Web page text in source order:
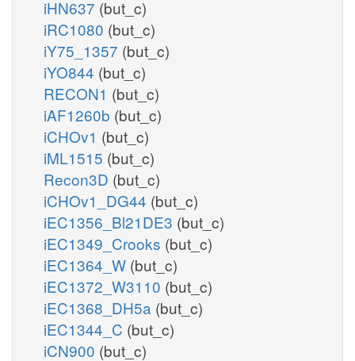
iHN637 (but_c)
iRC1080 (but_c)
iY75_1357 (but_c)
iYO844 (but_c)
RECON1 (but_c)
iAF1260b (but_c)
iCHOv1 (but_c)
iML1515 (but_c)
Recon3D (but_c)
iCHOv1_DG44 (but_c)
iEC1356_Bl21DE3 (but_c)
iEC1349_Crooks (but_c)
iEC1364_W (but_c)
iEC1372_W3110 (but_c)
iEC1368_DH5a (but_c)
iEC1344_C (but_c)
iCN900 (but_c)